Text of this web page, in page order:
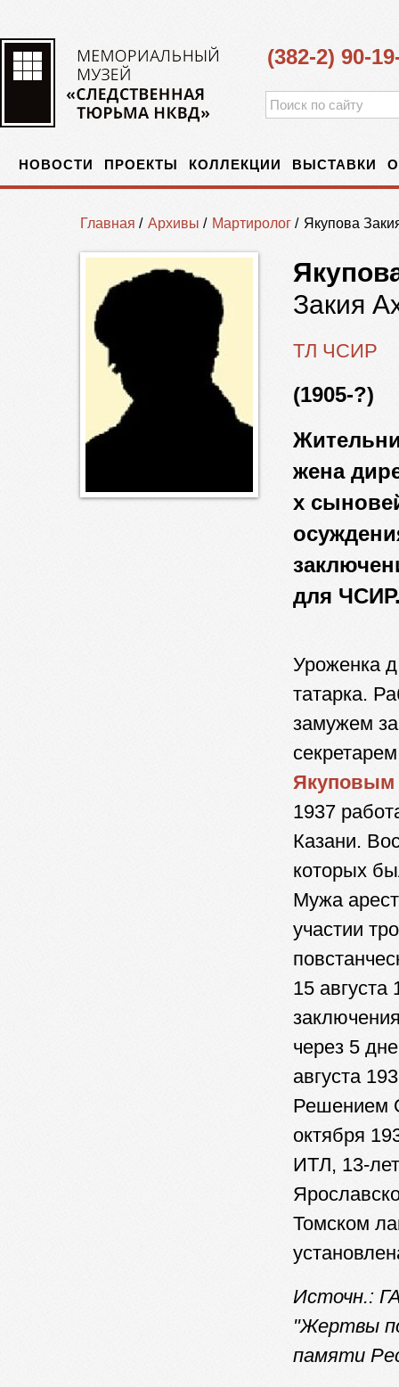
(382-2) 90-
НОВОСТИ ПРОЕКТЫ КОЛЛЕКЦИИ ВЫСТАВКИ
Главная / Архивы / Мартиролог / Якупова
Закия
ТЛ ЧСИР
(1905-?)
жена
х
для
Уроженка
татарка.
замужем
Якуповым
1937
Казани.
которых
Мужа
участии
15
через 5
августа
Решением
октября
ИТЛ, 13-
Томском
Источн.:
"Жертвы
памяти